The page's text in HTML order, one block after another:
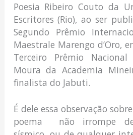
Poesia Ribeiro Couto da
Escritores (Rio), ao ser
Segundo Prêmio
Maestrale Marengo d’Oro,
Terceiro Prêmio
Moura da Academia
finalista do Jabuti.
É dele essa observação
poema não irrompe